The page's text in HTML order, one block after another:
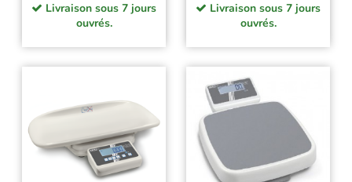
Livraison sous 7 jours
ouvrés.
Livraison sous 7 jours
ouvrés.